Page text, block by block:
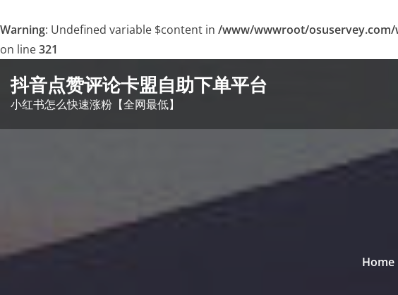
Warning: Undefined variable $content in /www/wwwroot/osuservey.com/
on line321
to
content
抖音点赞评论卡盟自助下单平台
小红书怎么快速涨粉【全网最低】
Home